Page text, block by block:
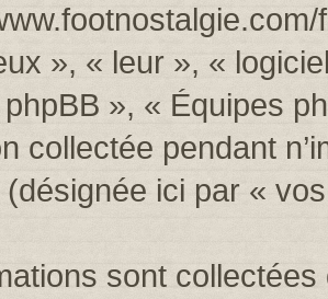
», « leur », «
», « Équipes
collectée pendant
ici par «
sont